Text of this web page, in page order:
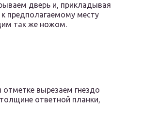
дверь и, прикладывая
предполагаемому месту
так же ножом.
вырезаем гнездо
ответной планки,